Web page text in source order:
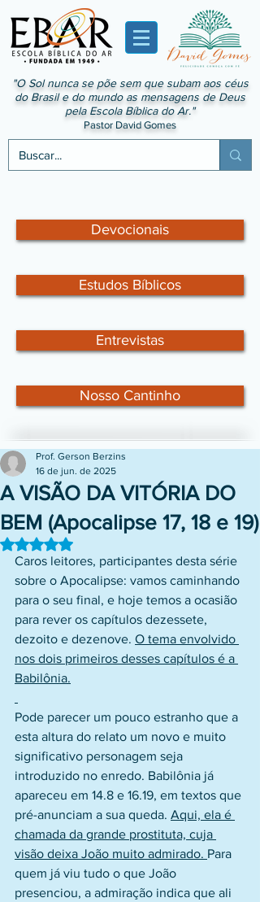
"O Sol nunca se põe sem que subam aos céus
do Brasil e do mundo as mensagens de Deus
pela Escola Bíblica do Ar."
Pastor David Gomes
Devocionais
Estudos Bíblicos
Entrevistas
Nosso Cantinho
A VISÃO DA VITÓRIA DO
BEM (Apocalipse 17, 18 e 19)
Prof. Gerson Berzins
16 de jun. de 2025
Avaliado com NaN de 5 estrelas.
Caros leitores, participantes desta série
sobre o Apocalipse: vamos caminhando
para o seu final, e hoje temos a ocasião
para rever os capítulos dezessete,
dezoito e dezenove. O tema envolvido
nos dois primeiros desses capítulos é a
Babilônia.
Pode parecer um pouco estranho que a
esta altura do relato um novo e muito
significativo personagem seja
introduzido no enredo. Babilônia já
apareceu em 14.8 e 16.19, em textos que
pré-anunciam a sua queda. Aqui, ela é
chamada da grande prostituta, cuja
visão deixa João muito admirado. Para
quem já viu tudo o que João
presenciou, a admiração indica que ali